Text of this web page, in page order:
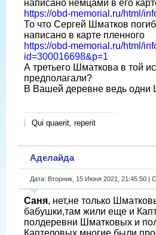
написано немцами в его
https://obd-memorial.ru/html/
То что Сергей Шматков
написано в карте пленного
https://obd-memorial.ru/html/
id=300016698&p=1
А третьего Шматкова в той
предполагали?
В Вашей деревне ведь одни
Qui quaerit, reperit
Аделайда
Дата: Вторник, 15 Июня 2021, 21:45:50 |
Саня, нет,не только
бабушки,там жили еще и
полдеревни Шматковых и
Каптеловых,многие были